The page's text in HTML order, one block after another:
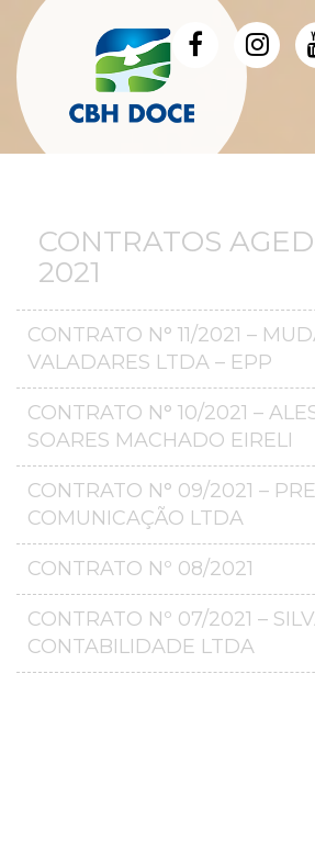
CONTRATOS
2021
CONTRATO N° 11/2021 –
VALADARES LTDA – EPP
CONTRATO N° 10/2021 –
SOARES MACHADO EIRELI
CONTRATO N° 09/2021 –
COMUNICAÇÃO LTDA
CONTRATO Nº 08/2021
CONTRATO Nº 07/2021 –
CONTABILIDADE LTDA